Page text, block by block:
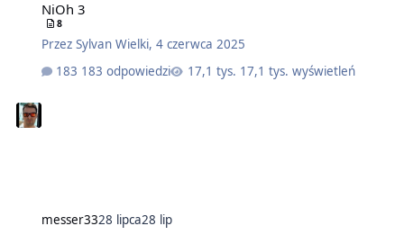
NiOh 3
8
Przez Sylvan Wielki, 4 czerwca 2025
183 odpowiedzi
17,1 tys. wyświetleń
messer3328 lipca28 lip